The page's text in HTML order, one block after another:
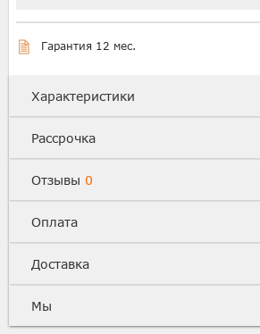
Гарантия 12 мес.
Характеристики
Рассрочка
Отзывы 0
Оплата
Доставка
Мы